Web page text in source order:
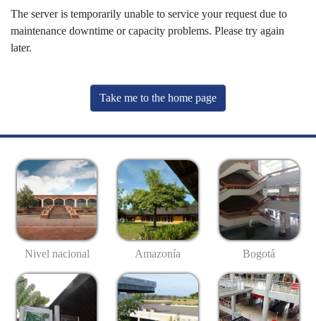
The server is temporarily unable to service your request due to
maintenance downtime or capacity problems. Please try again
later.
Take me to the home page
Nivel nacional Amazonía Bogotá